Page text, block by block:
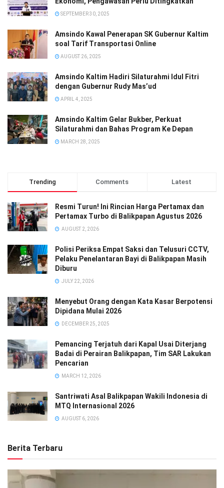
SEPTEMBER 30, 2025
Amsindo Kawal Penerapan SK Gubernur Kaltim
soal Tarif Transportasi Online
AUGUST 26, 2025
Amsindo Kaltim Hadiri Silaturahmi Idul Fitri
dengan Gubernur Rudy Mas’ud
APRIL 4, 2025
Amsindo Kaltim Gelar Bukber, Perkuat
Silaturahmi dan Bahas Program Ke Depan
MARCH 28, 2025
Trending Comments Latest
Resmi Turun! Ini Rincian Harga Pertamax dan
Pertamax Turbo di Balikpapan Agustus 2026
AUGUST 2, 2026
Polisi Periksa Empat Saksi dan Telusuri CCTV,
Pelaku Penelantaran Bayi di Balikpapan Masih
Diburu
JULY 22, 2026
Menyebut Orang dengan Kata Kasar Berpotensi
Dipidana Mulai 2026
DECEMBER 25, 2025
Pemancing Terjatuh dari Kapal Usai Diterjang
Badai di Perairan Balikpapan, Tim SAR Lakukan
Pencarian
MARCH 12, 2026
Santriwati Asal Balikpapan Wakili Indonesia di
MTQ Internasional 2026
AUGUST 6, 2026
Berita Terbaru